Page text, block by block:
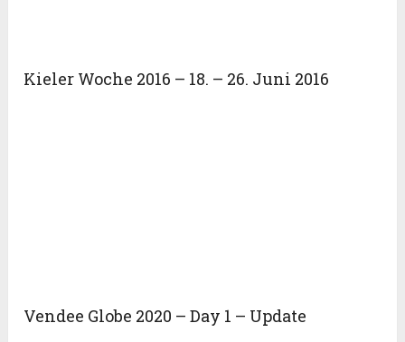
Kieler Woche 2016 – 18. – 26. Juni 2016
Vendee Globe 2020 – Day 1 – Update